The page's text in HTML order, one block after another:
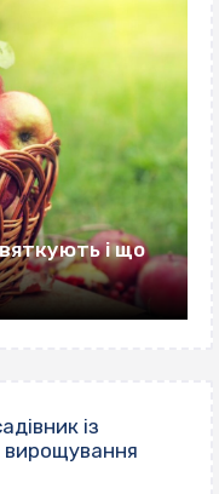
і що
із
вирощування